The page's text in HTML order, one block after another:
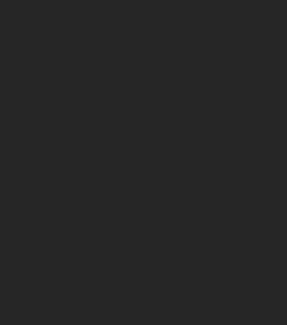
"Радуга детства"